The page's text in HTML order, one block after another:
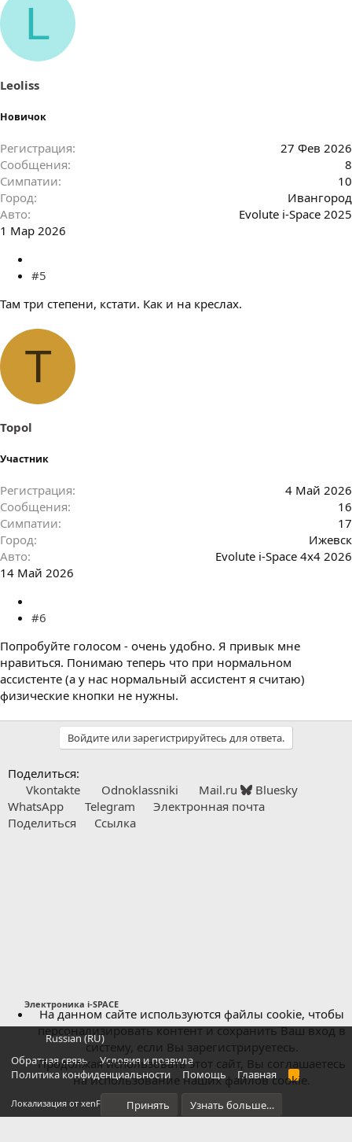
L
Leoliss
Новичок
Регистрация
27 Фев 2026
Сообщения
8
Симпатии
10
Город
Ивангород
Авто
Evolute i-Space 2025
1 Мар 2026
#5
Там три степени, кстати. Как и на креслах.
T
Topol
Участник
Регистрация
4 Май 2026
Сообщения
16
Симпатии
17
Город
Ижевск
Авто
Evolute i-Space 4х4 2026
14 Май 2026
#6
Попробуйте голосом - очень удобно. Я привык мне
нравиться. Понимаю теперь что при нормальном
ассистенте (а у нас нормальный ассистент я считаю)
физические кнопки не нужны.
Войдите или зарегистрируйтесь для ответа.
Поделиться:
Vkontakte
Odnoklassniki Mail.ru
Bluesky
WhatsApp
Telegram
Электронная почта
Поделиться
Ссылка
Электроника i-SPACE
Russian (RU)
Обратная связь
Условия и правила
Политика конфиденциальности
Помощь Главная
R
S
Локализация от xenForo.Info
На данном сайте используются файлы cookie, чтобы
персонализировать контент и сохранить Ваш вход в
систему, если Вы зарегистрируетесь.
Продолжая использовать этот сайт, Вы соглашаетесь
на использование наших файлов cookie.
Принять Узнать больше…